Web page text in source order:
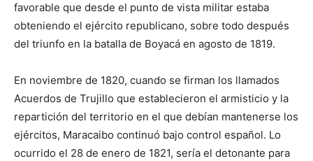
favorable que desde el punto de vista militar estaba
obteniendo el ejército republicano, sobre todo después
del triunfo en la batalla de Boyacá en agosto de 1819.
En noviembre de 1820, cuando se firman los llamados
Acuerdos de Trujillo que establecieron el armisticio y la
repartición del territorio en el que debían mantenerse los
ejércitos, Maracaibo continuó bajo control español. Lo
ocurrido el 28 de enero de 1821, sería el detonante para